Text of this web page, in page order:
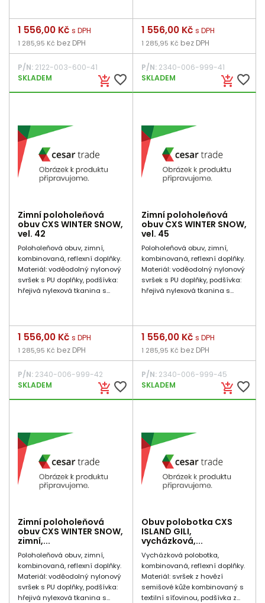
add_shopping_cart favorite_border
Cena
1 556,00 Kč s DPH
1 285,95 Kč bez DPH
P/N: 2122-003-600-41
SKLADEM
add_shopping_cart favorite_border
Cena
1 556,00 Kč s DPH
1 285,95 Kč bez DPH
P/N:2340-006-999-41
SKLADEM
Zimní poloholeňová
obuv CXS WINTER SNOW,
vel. 42
Poloholeňová obuv, zimní,
kombinovaná, reflexní doplňky.
Materiál: voděodolný nylonový
svršek s PU doplňky, podšívka:
hřejivá nylexová tkanina s...
add_shopping_cart favorite_border
Cena
1 556,00 Kč s DPH
1 285,95 Kč bez DPH
P/N: 2340-006-999-42
SKLADEM
Zimní poloholeňová
obuv CXS WINTER SNOW,
vel. 45
Poloholeňová obuv, zimní,
kombinovaná, reflexní doplňky.
Materiál: voděodolný nylonový
svršek s PU doplňky, podšívka:
hřejivá nylexová tkanina s...
add_shopping_cart favorite_border
Cena
1 556,00 Kč s DPH
1 285,95 Kč bez DPH
P/N:2340-006-999-45
SKLADEM
Zimní poloholeňová
obuv CXS WINTER SNOW,
zimní,...
Poloholeňová obuv, zimní,
kombinovaná, reflexní doplňky.
Materiál: voděodolný nylonový
svršek s PU doplňky, podšívka:
hřejivá nylexová tkanina s...
Obuv polobotka CXS
ISLAND GILI,
vycházková,...
Vycházková polobotka,
kombinovaná, reflexní doplňky.
Materiál: svršek z hovězí
semišové kůže kombinovaný s
textilní síťovinou, podšívka z...